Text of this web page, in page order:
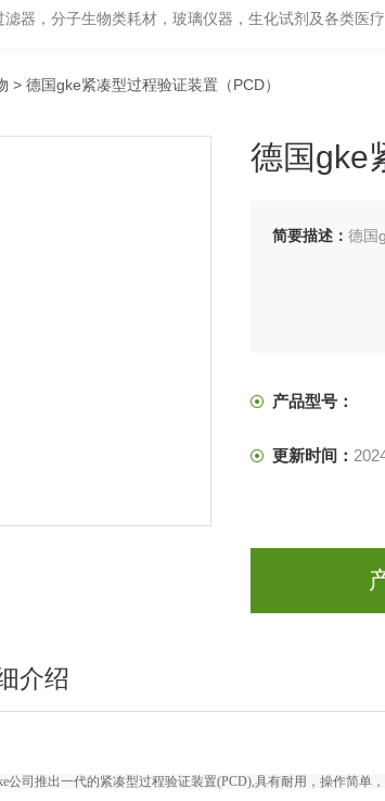
器，分子生物类耗材，玻璃仪器，生化试剂及各类医
> 德国gke紧凑型过程验证装置（PCD）
德国gke
简要描述： 德国
产品型号：
更新时间：
介绍
公司推出一代的紧凑型过程验证装置(PCD),具有耐用，操作简单